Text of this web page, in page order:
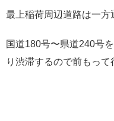
最上稲荷周辺道路は一方
国道180号〜県道240号
り渋滞するので前もって